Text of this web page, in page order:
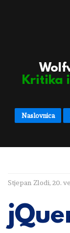
Kritika
Naslovnica
Stjepan Zlodi, 20.